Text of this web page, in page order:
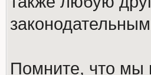
Помните, что мы